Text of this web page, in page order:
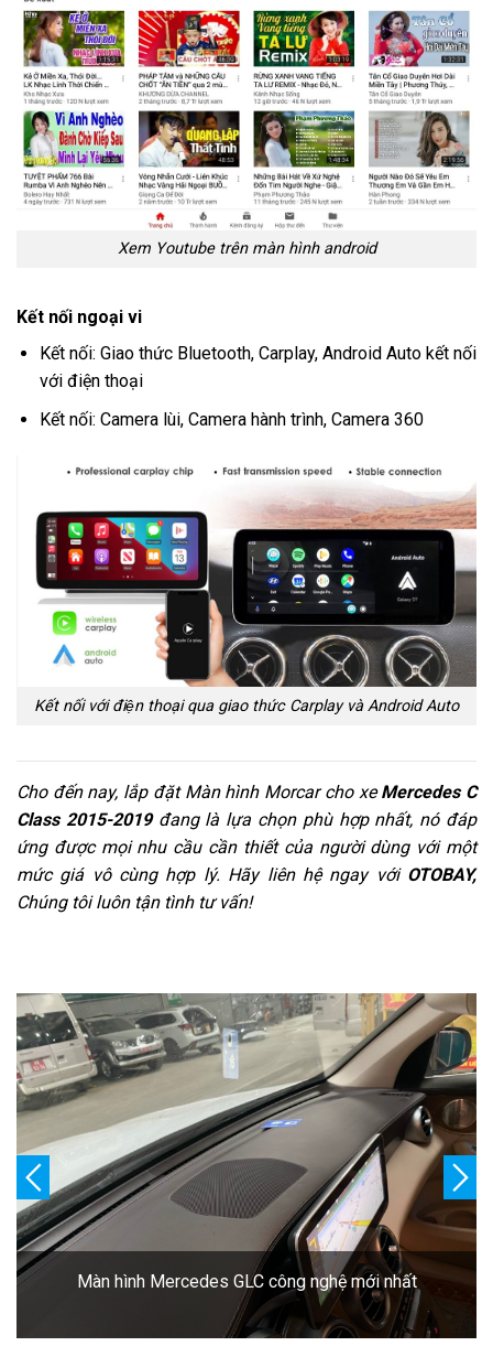
Xem Youtube trên màn hình android
Kết nối ngoại vi
Kết nối: Giao thức Bluetooth, Carplay, Android Auto kết nối
với điện thoại
Kết nối: Camera lùi, Camera hành trình, Camera 360
Kết nối với điện thoại qua giao thức Carplay và Android Auto
Cho đến nay, lắp đặt Màn hình Morcar cho xeMercedes C
Class 2015-2019 đang là lựa chọn phù hợp nhất, nó đáp
ứng được mọi nhu cầu cần thiết của người dùng với một
mức giá vô cùng hợp lý. Hãy liên hệ ngay với OTOBAY,
Chúng tôi luôn tận tình tư vấn!
Màn hình Android Mercedes GLC cao cấp nhất